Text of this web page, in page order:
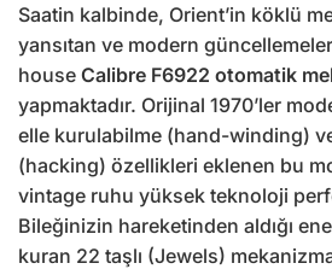
Saatin kalbinde, Orient’in köklü
yansıtan ve modern
house Calibre F6922 otomatik
yapmaktadır. Orijinal 1970’ler
elle kurulabilme (hand-winding)
(hacking) özellikleri eklenen bu
vintage ruhu yüksek teknoloji
Bileğinizin hareketinden aldığı
kuran 22 taşlı (Jewels)